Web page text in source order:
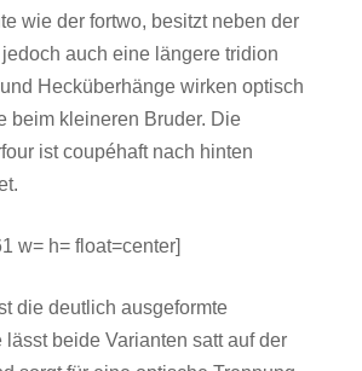
wie der fortwo, besitzt neben der
auch eine längere tridion
Hecküberhänge wirken optisch
beim kleineren Bruder. Die
ist coupéhaft nach hinten
w= h= float=center]
die deutlich ausgeformte
beide Varianten satt auf der